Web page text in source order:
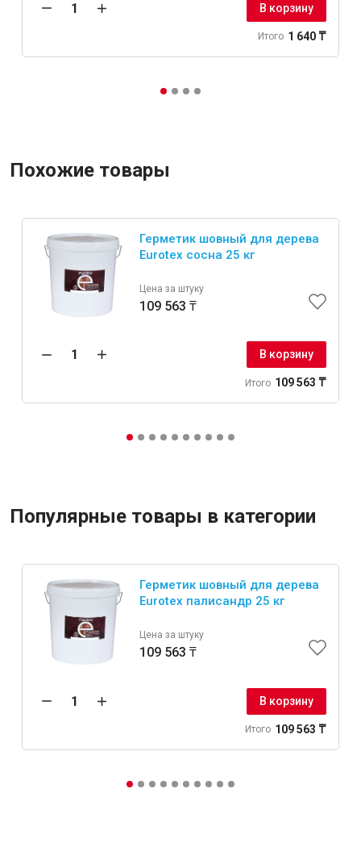
В корзину
Итого 1 640 ₸
Похожие товары
Герметик шовный для дерева
Eurotex сосна 25 кг
Цена за штуку
109 563 ₸
В корзину
Итого 109 563 ₸
Популярные товары в категории
Герметик шовный для дерева
Eurotex палисандр 25 кг
Цена за штуку
109 563 ₸
В корзину
Итого 109 563 ₸